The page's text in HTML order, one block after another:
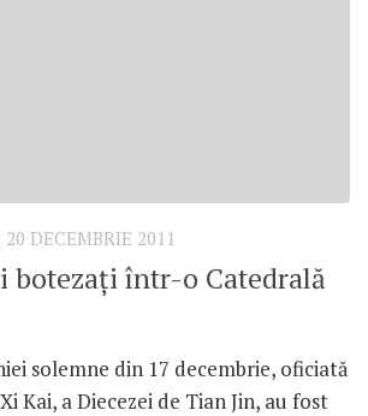
20 DECEMBRIE 2011
botezaţi într-o Catedrală
solemne din 17 decembrie, oficiată
Kai, a Diecezei de Tian Jin, au fost